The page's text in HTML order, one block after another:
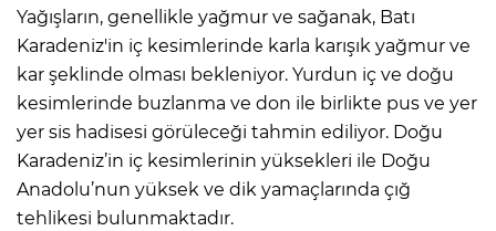
Yağışların, genellikle yağmur ve sağanak, Batı
Karadeniz'in iç kesimlerinde karla karışık yağmur ve
kar şeklinde olması bekleniyor. Yurdun iç ve doğu
kesimlerinde buzlanma ve don ile birlikte pus ve yer
yer sis hadisesi görüleceği tahmin ediliyor. Doğu
Karadeniz’in iç kesimlerinin yüksekleri ile Doğu
Anadolu’nun yüksek ve dik yamaçlarında çığ
tehlikesi bulunmaktadır.